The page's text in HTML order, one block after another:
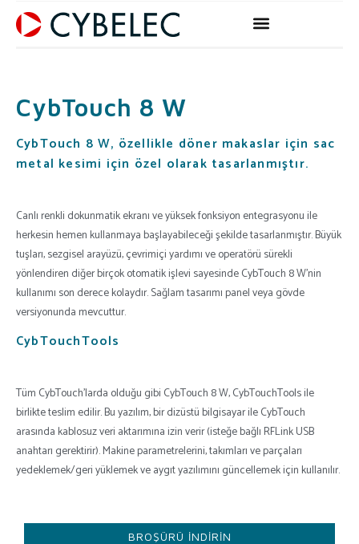
CybTouch 8 W
CybTouch 8 W, özellikle döner makaslar için sac
metal kesimi için özel olarak tasarlanmıştır.
Canlı renkli dokunmatik ekranı ve yüksek fonksiyon entegrasyonu ile
herkesin hemen kullanmaya başlayabileceği şekilde tasarlanmıştır. Büyük
tuşları, sezgisel arayüzü, çevrimiçi yardımı ve operatörü sürekli
yönlendiren diğer birçok otomatik işlevi sayesinde CybTouch 8 W’nin
kullanımı son derece kolaydır. Sağlam tasarımı panel veya gövde
versiyonunda mevcuttur.
CybTouchTools
Tüm CybTouch’larda olduğu gibi CybTouch 8 W, CybTouchTools ile
birlikte teslim edilir. Bu yazılım, bir dizüstü bilgisayar ile CybTouch
arasında kablosuz veri aktarımına izin verir (isteğe bağlı RFLink USB
anahtarı gerektirir). Makine parametrelerini, takımları ve parçaları
yedeklemek/geri yüklemek ve aygıt yazılımını güncellemek için kullanılır.
BROŞÜRÜ INDIRIN